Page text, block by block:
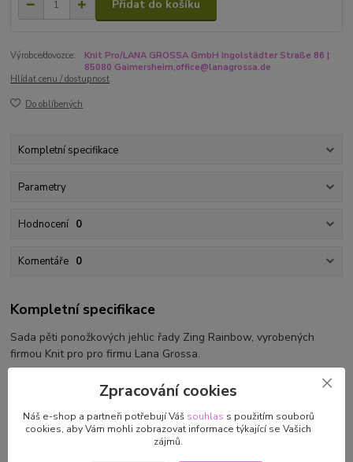
Přidat do košíku
Výrobce/dovozce:
Knit Pro/LANA GROSSA GmbH Ingolstädter Straße 86 |
85080 Gaimersheim,office@lanagrossa.de
Hlídat cenu / dostupnost
Do oblíbených
Kompletní specifikace
Parametry
Hodnocení 0
Komentáře 0
Kompletní specifikace
Sada pěti ponožkových jehlic řady Zing Rainbow, vyrobených
firmou Knit pro pro firmu Lana Grossa.
délka: 20 cm
Zpracování cookies
Náš e-shop a partneři potřebují Váš souhlas s použitím souborů
cookies, aby Vám mohli zobrazovat informace týkající se Vašich
zájmů.